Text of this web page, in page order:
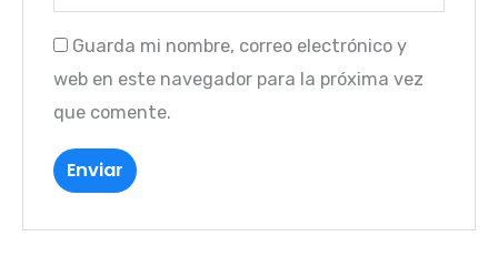
Guarda mi nombre, correo electrónico y
web en este navegador para la próxima vez
que comente.